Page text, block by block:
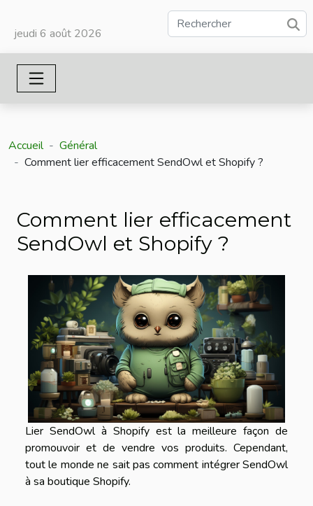
jeudi 6 août 2026
Accueil
Général
Comment lier efficacement SendOwl et Shopify ?
Comment lier efficacement
SendOwl et Shopify ?
Lier SendOwl à Shopify est la meilleure façon de
promouvoir et de vendre vos produits. Cependant,
tout le monde ne sait pas comment intégrer SendOwl
à sa boutique Shopify.